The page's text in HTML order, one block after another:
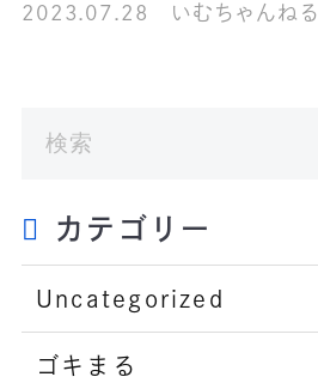
2023.07.28 いむちゃんねる
カテゴリー
Uncategorized
ゴキまる